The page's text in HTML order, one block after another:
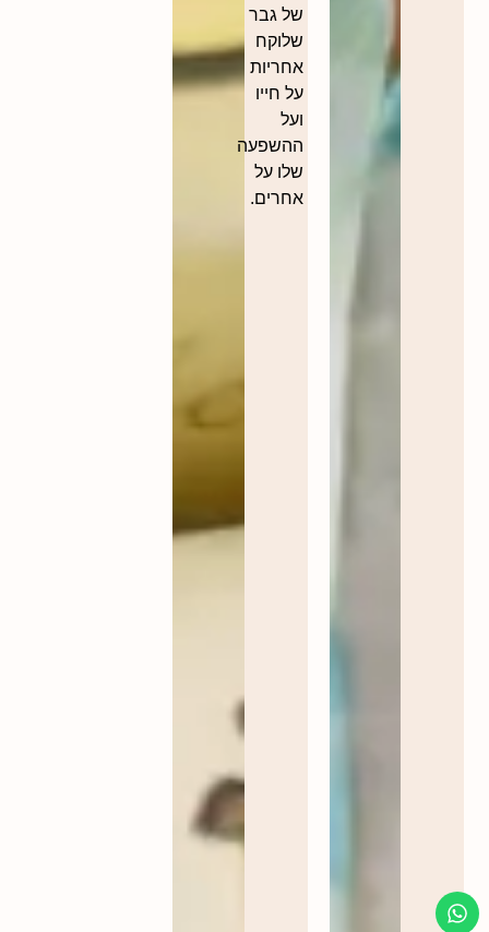
של גבר
שלוקח
אחריות
על חייו
ועל
ההשפעה
שלו על
אחרים.